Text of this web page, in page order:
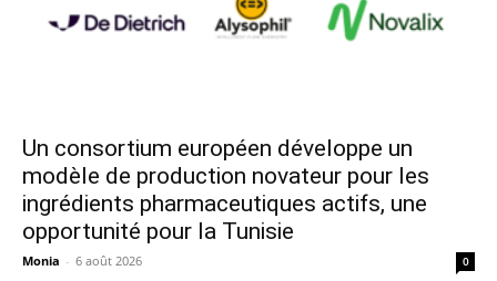
Un consortium européen développe un
modèle de production novateur pour les
ingrédients pharmaceutiques actifs, une
opportunité pour la Tunisie
Monia - 6 août 2026 0